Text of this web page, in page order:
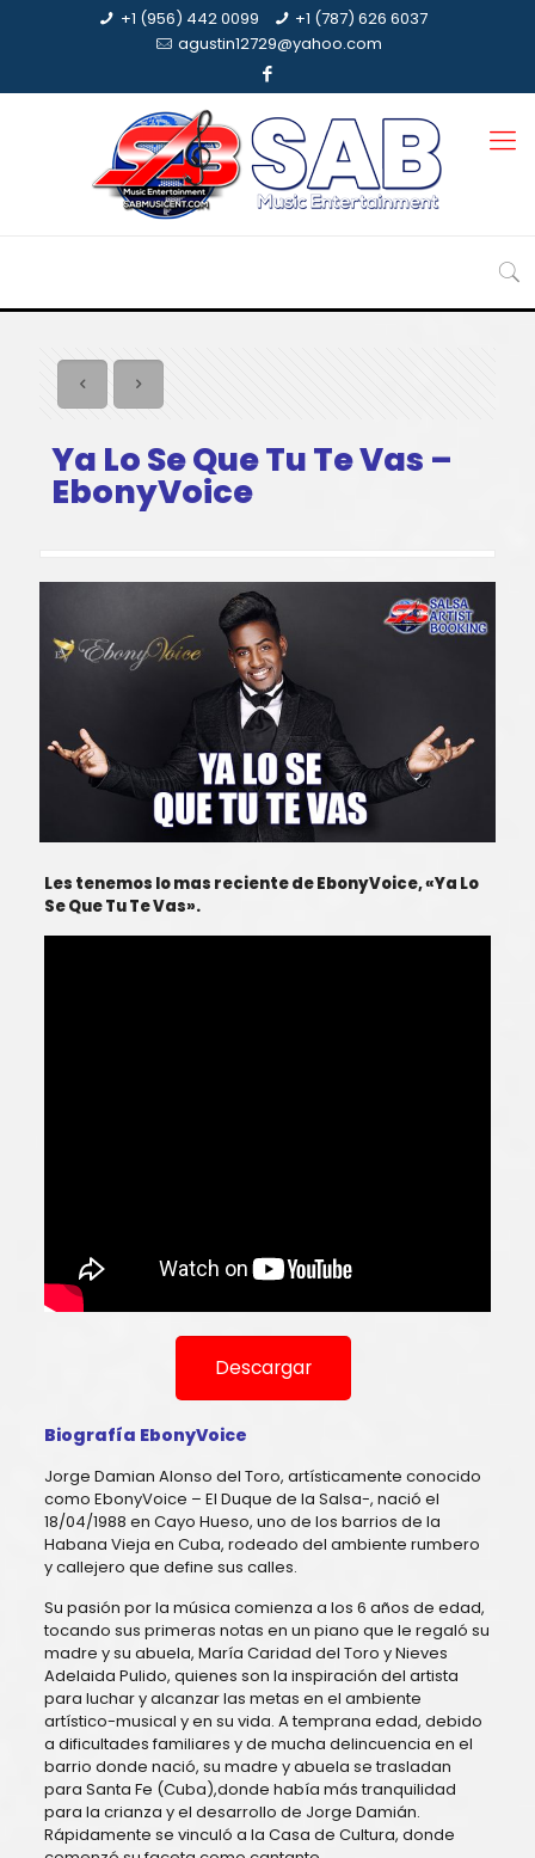
+1 (956) 442 0099
+1 (787) 626 6037
agustin12729@yahoo.com
Ya Lo Se Que Tu Te Vas –
EbonyVoice
Les tenemos lo mas reciente de EbonyVoice, «Ya Lo
Se Que Tu Te Vas».
Descargar
Biografía EbonyVoice
Jorge Damian Alonso del Toro, artísticamente conocido
como EbonyVoice – El Duque de la Salsa-, nació el
18/04/1988 en Cayo Hueso, uno de los barrios de la
Habana Vieja en Cuba, rodeado del ambiente rumbero
y callejero que define sus calles.
Su pasión por la música comienza a los 6 años de edad,
tocando sus primeras notas en un piano que le regaló su
madre y su abuela, María Caridad del Toro y Nieves
Adelaida Pulido, quienes son la inspiración del artista
para luchar y alcanzar las metas en el ambiente
artístico-musical y en su vida. A temprana edad, debido
a dificultades familiares y de mucha delincuencia en el
barrio donde nació, su madre y abuela se trasladan
para Santa Fe (Cuba),donde había más tranquilidad
para la crianza y el desarrollo de Jorge Damián.
Rápidamente se vinculó a la Casa de Cultura, donde